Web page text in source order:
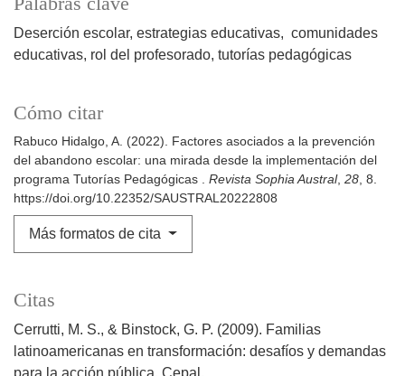
Deserción escolar, estrategias educativas, comunidades
educativas, rol del profesorado, tutorías pedagógicas
Cómo citar
Rabuco Hidalgo, A. (2022). Factores asociados a la prevención
del abandono escolar: una mirada desde la implementación del
programa Tutorías Pedagógicas . Revista Sophia Austral, 28, 8.
https://doi.org/10.22352/SAUSTRAL20222808
Más formatos de cita
Citas
Cerrutti, M. S., & Binstock, G. P. (2009). Familias
latinoamericanas en transformación: desafíos y demandas